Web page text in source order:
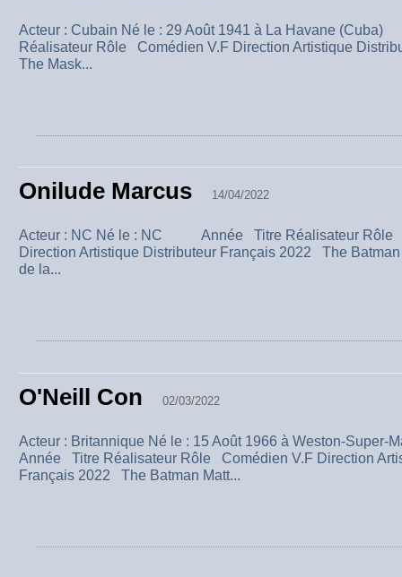
Acteur : Cubain Né le : 29 Août 1941 à La Havane
Réalisateur Rôle Comédien V.F Direction Artistique
The Mask...
Onilude Marcus 14/04/2022
Acteur : NC Né le : NC Année Titre Réalisateur Rôle
Direction Artistique Distributeur Français 2022 The
de la...
O'Neill Con 02/03/2022
Acteur : Britannique Né le : 15 Août 1966 à Weston-
Année Titre Réalisateur Rôle Comédien V.F Direction
Français 2022 The Batman Matt...